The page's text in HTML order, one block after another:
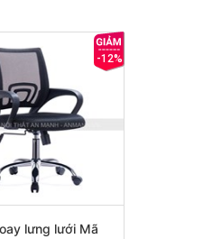
lưng lưới Mã
-12%